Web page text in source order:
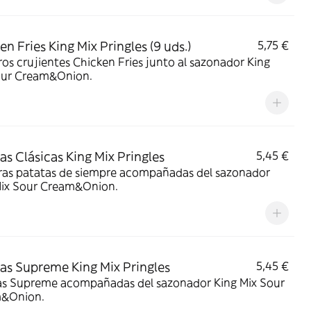
Fries King Mix Pringles (9 uds.)
5,75 €
crujientes Chicken Fries junto al sazonador King
Cream&Onion.
Clásicas King Mix Pringles
5,45 €
de siempre acompañadas del sazonador
Sour Cream&Onion.
Supreme King Mix Pringles
5,45 €
Supreme acompañadas del sazonador King Mix Sour